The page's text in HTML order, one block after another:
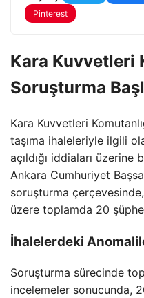
Pinterest
Kara Kuvvetleri
Soruşturma
Kara Kuvvetleri
taşıma ihaleleriyle ilgili
açıldığı iddiaları üzerine
Ankara Cumhuriyet
soruşturma
üzere toplamda 20
İhalelerdeki
Soruşturma sürecinde
incelemeler sonucunda,